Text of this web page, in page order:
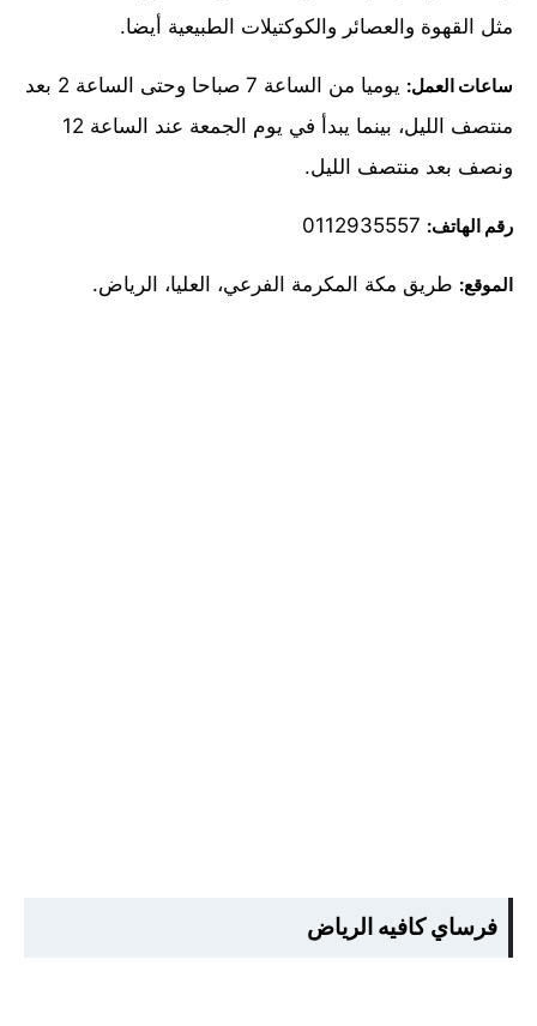
مثل القهوة والعصائر والكوكتيلات الطبيعية أيضا.
ساعات العمل:
يوميا من الساعة 7 صباحا وحتى الساعة 2 بعد
منتصف الليل، بينما يبدأ في يوم الجمعة عند الساعة 12
ونصف بعد منتصف الليل.
رقم الهاتف:
الموقع: طريق مكة المكرمة الفرعي، العليا، الرياض.
فرساي كافيه الرياض